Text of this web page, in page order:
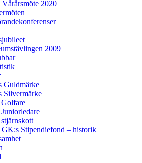
Vårårsmöte 2020
2009
Guldmärke
Silvermärke
Golfare
GK:s Stipendiefond – historik